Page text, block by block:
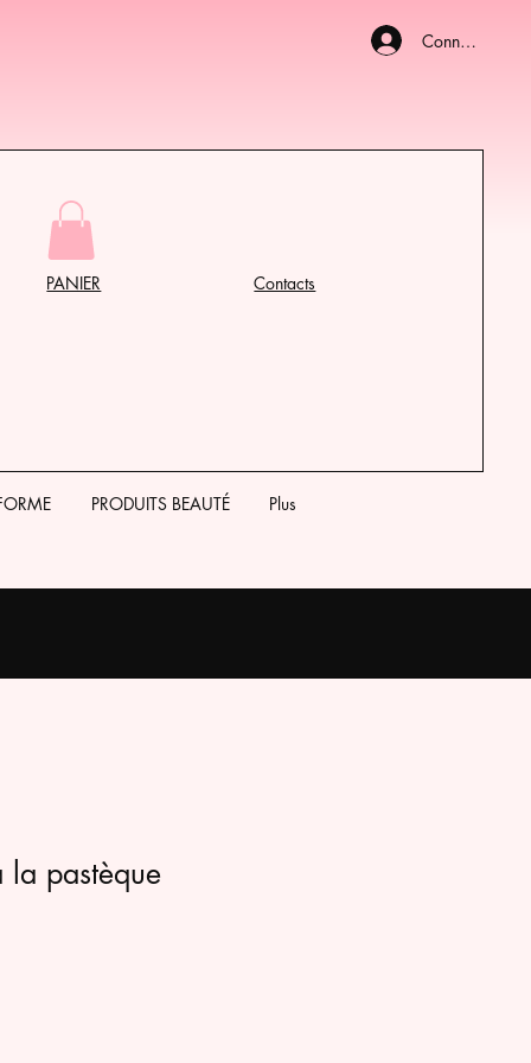
Connexion
PANIER Contacts
PRODUITS BEAUTÉ Plus
pastèque